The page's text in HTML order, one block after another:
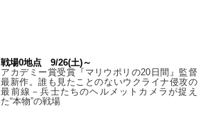
戦場0地点 9/26(土)～
アカデミー賞受賞『マリウポリの20日間』監督
最新作。誰も見たことのないウクライナ侵攻の
最前線－兵士たちのヘルメットカメラが捉え
た“本物”の戦場